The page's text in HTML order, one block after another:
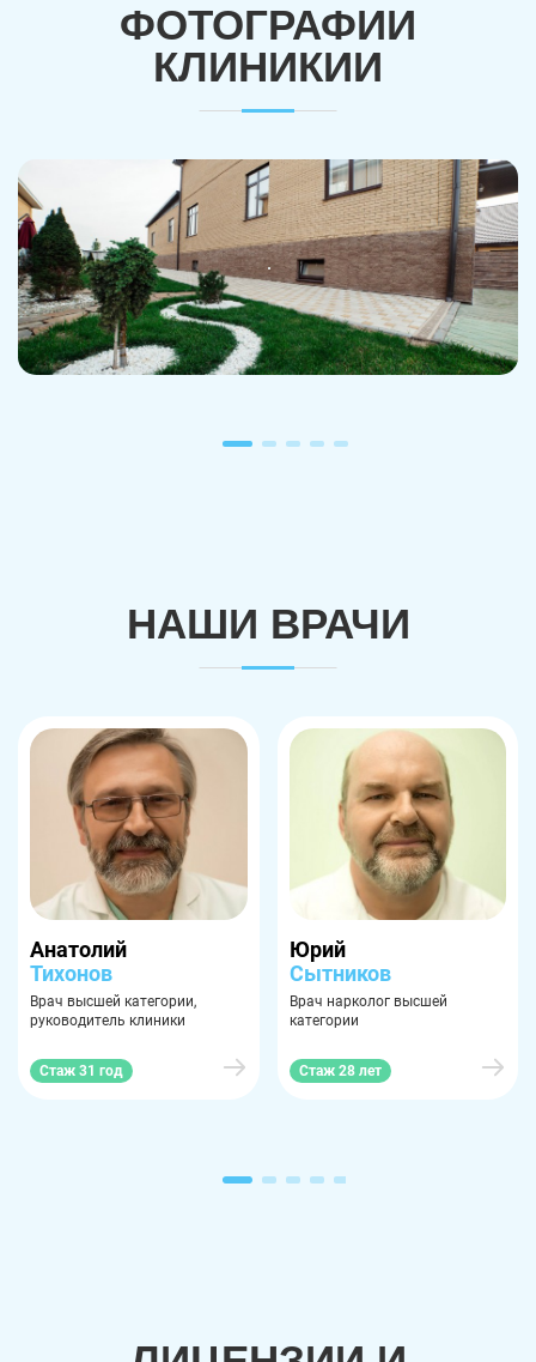
ФОТОГРАФИИ
КЛИНИКИИ
НАШИ ВРАЧИ
Анатолий
Тихонов
Врач высшей категории,
руководитель клиники
Стаж 31 год
Юрий
Сытников
Врач нарколог высшей
категории
Стаж 28 лет